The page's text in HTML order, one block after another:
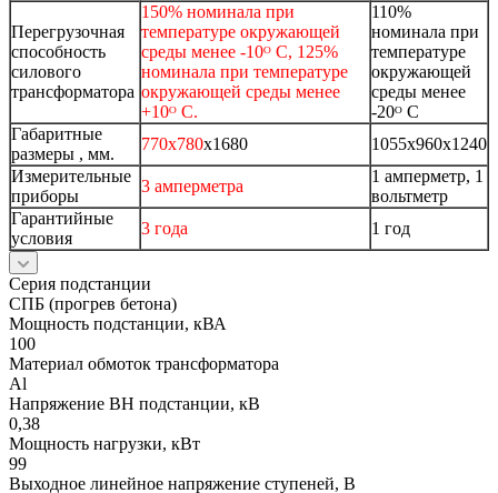
Перегрузочная
способность
силового
трансформатора
150% номинала при
температуре окружающей
среды менее -10ᴼ C, 125%
номинала при температуре
окружающей среды менее
+10ᴼ C.
110%
номинала при
температуре
окружающей
среды менее
-20ᴼ C
Габаритные
размеры , мм.
770х780х1680
1055х960х1240
Измерительные
приборы
3 амперметра
1 амперметр, 1
вольтметр
Гарантийные
условия
3 года 1 год
Серия подстанции
СПБ (прогрев бетона)
Мощность подстанции, кВА
100
Материал обмоток трансформатора
Al
Напряжение ВН подстанции, кВ
0,38
Мощность нагрузки, кВт
99
Выходное линейное напряжение ступеней, В